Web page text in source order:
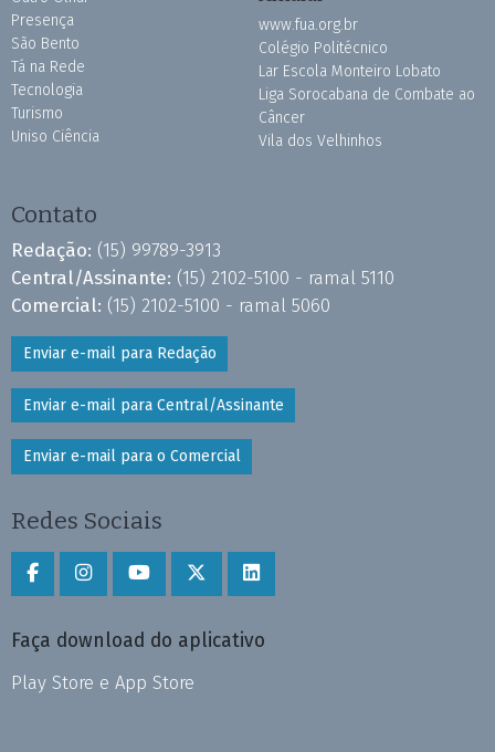
Presença
São Bento
Tá na Rede
Tecnologia
Turismo
Uniso Ciência
www.fua.org.br
Colégio Politécnico
Lar Escola Monteiro Lobato
Liga Sorocabana de Combate ao
Câncer
Vila dos Velhinhos
Contato
Redação: (15) 99789-3913
Central/Assinante: (15) 2102-5100 - ramal 5110
Comercial: (15) 2102-5100 - ramal 5060
Enviar e-mail para Redação
Enviar e-mail para Central/Assinante
Enviar e-mail para o Comercial
Redes Sociais
Faça download do aplicativo
Play Store e App Store